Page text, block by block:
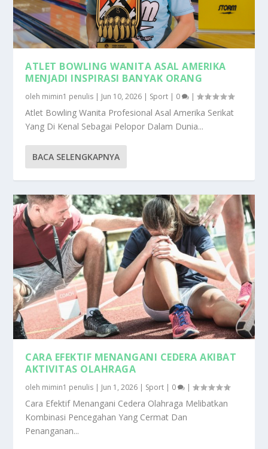
ATLET BOWLING WANITA ASAL AMERIKA
MENJADI INSPIRASI BANYAK ORANG
oleh mimin1 penulis Jun 10, 2026 Sport 0 |
Atlet Bowling Wanita Profesional Asal Amerika Serikat
Yang Di Kenal Sebagai Pelopor Dalam Dunia...
BACA SELENGKAPNYA
CARA EFEKTIF MENANGANI CEDERA AKIBAT
AKTIVITAS OLAHRAGA
oleh mimin1 penulis | Jun 1, 2026 | Sport | 0 |
Cara Efektif Menangani Cedera Olahraga Melibatkan
Kombinasi Pencegahan Yang Cermat Dan
Penanganan...